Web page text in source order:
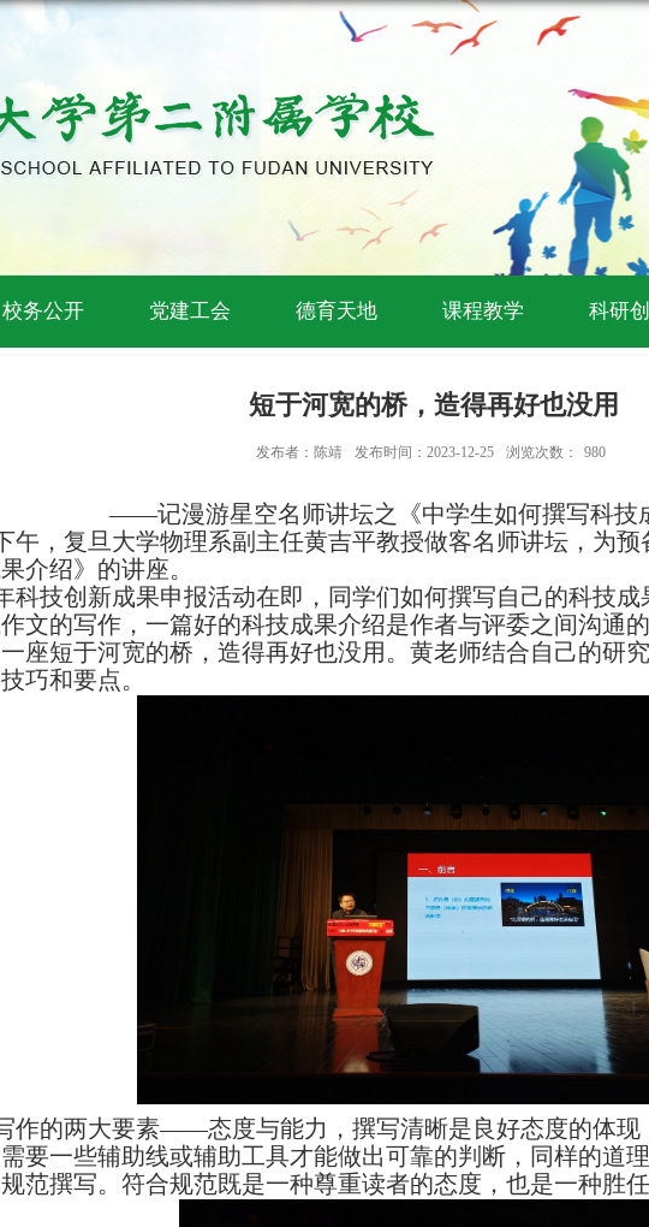
校务公开 党建工会 德育天地 课程教学 科研
短于河宽的桥，造得再好也没用
发布者：陈靖 发布时间：2023-12-25 浏览次数： 980
——记漫游星空名师讲坛之《中学生如何撰写科技
午，复旦大学物理系副主任黄吉平教授做客名师讲坛，为
介绍》的讲座。
科技创新成果申报活动在即，同学们如何撰写自己的科技
文的写作，一篇好的科技成果介绍是作者与评委之间沟通
座短于河宽的桥，造得再好也没用。黄老师结合自己的研
巧和要点。
作的两大要素——态度与能力，撰写清晰是良好态度的体现
要一些辅助线或辅助工具才能做出可靠的判断，同样的道
范撰写。符合规范既是一种尊重读者的态度，也是一种胜任